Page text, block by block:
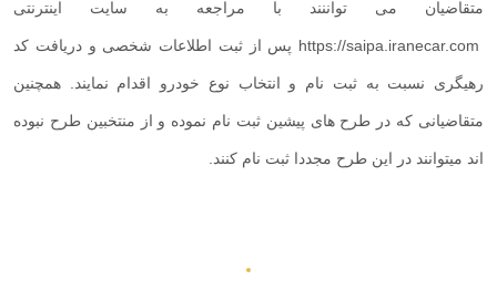
متقاضیان می تواننند با مراجعه به سایت اینترنتی
https://saipa.iranecar.com پس از ثبت اطلاعات شخصی و دریافت کد
رهیگری نسبت به ثبت نام و انتخاب نوع خودرو اقدام نمایند. همچنین
متقاضیانی که در طرح های پیشین ثبت نام نموده و از منتخبین طرح نبوده
اند میتوانند در این طرح مجددا ثبت نام کنند.